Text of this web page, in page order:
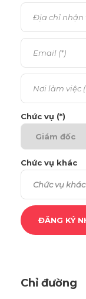
Chức vụ (*)
Chức vụ khác
Chỉ đường